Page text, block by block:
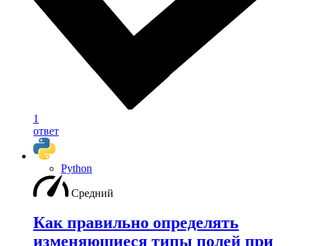
1
ответ
Python
Средний
Как правильно определять
изменяющиеся типы полей при